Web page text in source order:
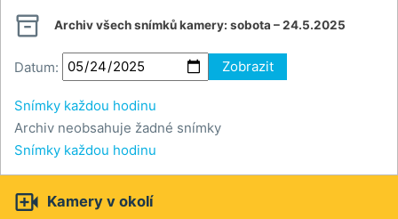
 Archiv všech snímků kamery: sobota – 24.5.2025
Datum: Zobrazit
Snímky každou hodinu
Archiv neobsahuje žadné snímky
Snímky každou hodinu
 Kamery v okolí